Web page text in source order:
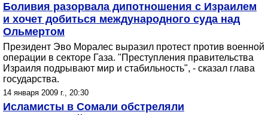
Боливия разорвала дипотношения с Израилем
и хочет добиться международного суда над
Ольмертом
Президент Эво Моралес выразил протест против военной
операции в секторе Газа. "Преступления правительства
Израиля подрывают мир и стабильность", - сказал глава
государства.
14 января 2009 г., 20:30
Исламисты в Сомали обстреляли